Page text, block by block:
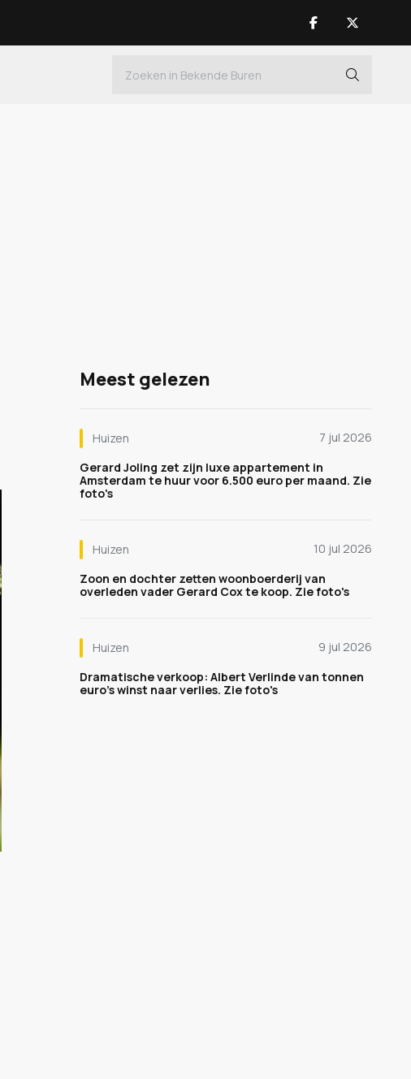
Meest gelezen
Huizen
7 jul 2026
Gerard Joling zet zijn luxe appartement in
Amsterdam te huur voor 6.500 euro per maand. Zie
foto's
Huizen
10 jul 2026
Zoon en dochter zetten woonboerderij van
overleden vader Gerard Cox te koop. Zie foto's
Huizen
9 jul 2026
Dramatische verkoop: Albert Verlinde van tonnen
euro's winst naar verlies. Zie foto's